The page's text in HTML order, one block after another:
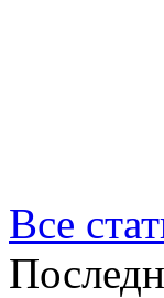
Все